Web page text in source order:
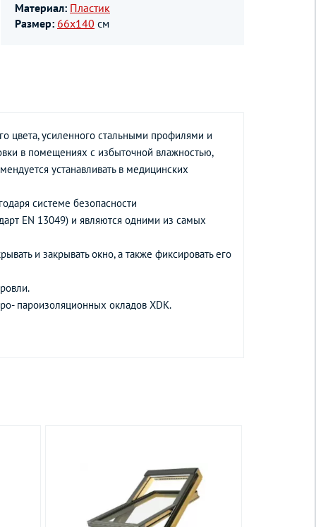
Материал: Пластик
Размер: 66х140 см
цвета, усиленного стальными профилями и
в помещениях с избыточной влажностью,
устанавливать в медицинских
системе безопасности
EN 13049) и являются одними из самых
и закрывать окно, а также фиксировать его
пароизоляционных окладов XDK.